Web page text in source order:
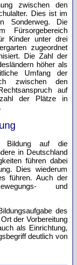
zwischen den
Dies ist im
Sonderweg. Die
Fürsorgebereich
Kinder unter drei
zugeordnet
Die Zahl der
höher als
Umfang der
zwischen den
auf
der Plätze in
Bildung auf die
in Deutschland
führen dabei
Dies wiederum
führen. Auch der
und
des
der Vorbereitung
als Einrichtung,
deutlich von